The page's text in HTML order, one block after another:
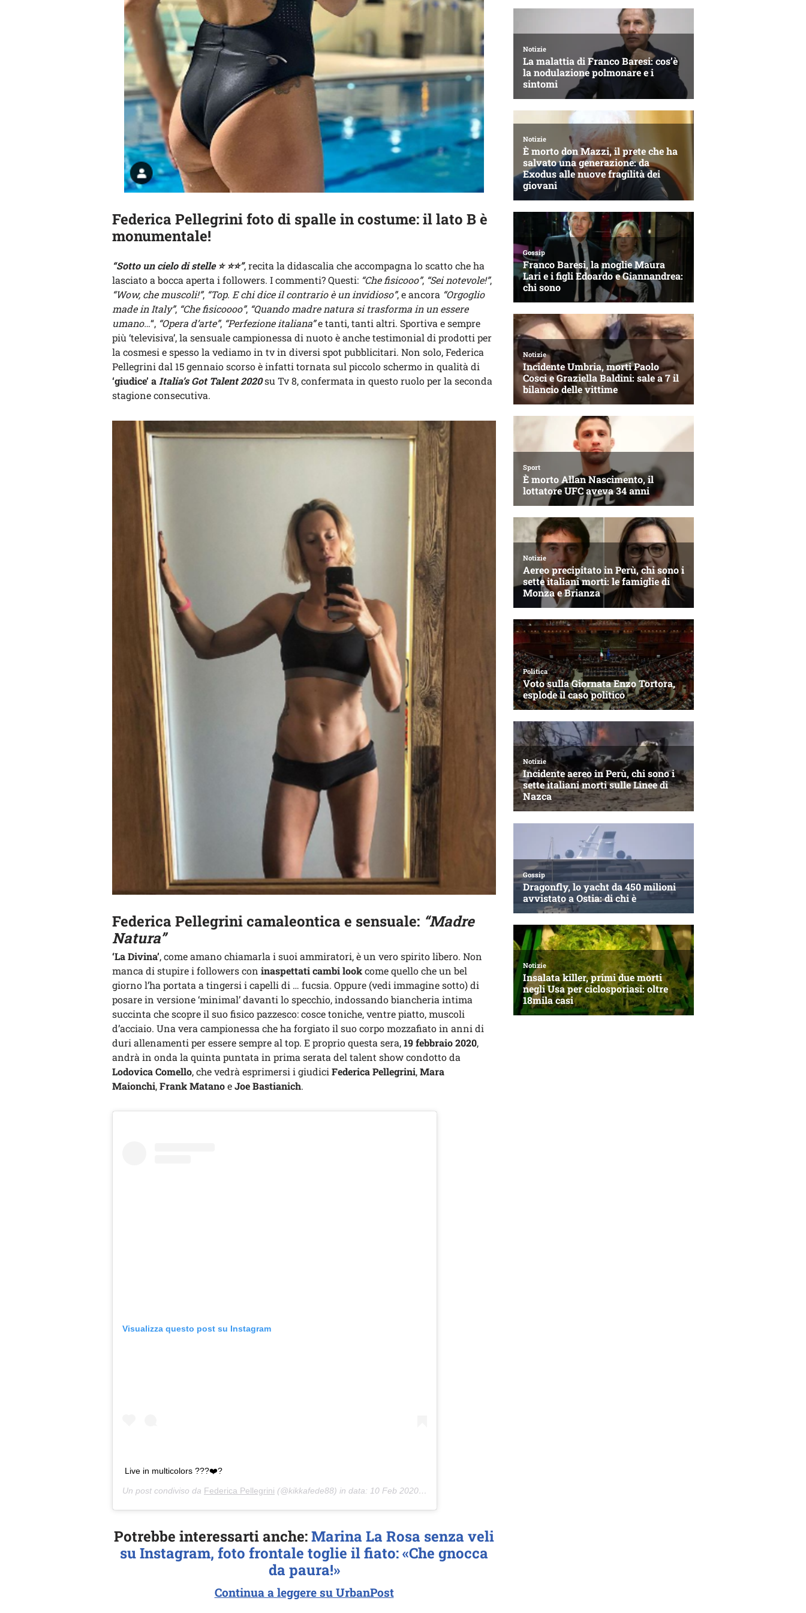
Federica Pellegrini foto di spalle in costume: il lato B è
monumentale!
“Sotto un cielo di stelle ⭐️ ⭐️⭐️”, recita la didascalia che accompagna lo scatto che ha
lasciato a bocca aperta i followers. I commenti? Questi: “Che fisicooo”, “Sei notevole!”,
“Wow, che muscoli!”, “Top. E chi dice il contrario è un invidioso”, e ancora “Orgoglio
made in Italy”, “Che fisicoooo”, “Quando madre natura si trasforma in un essere
umano…“, “Opera d’arte”, “Perfezione italiana”e tanti, tanti altri. Sportiva e sempre
più ‘televisiva’, la sensuale campionessa di nuoto è anche testimonial di prodotti per
la cosmesi e spesso la vediamo in tv in diversi spot pubblicitari. Non solo, Federica
Pellegrini dal 15 gennaio scorso è infatti tornata sul piccolo schermo in qualità di
‘giudice’ a Italia’s Got Talent 2020su Tv 8, confermata in questo ruolo per la seconda
stagione consecutiva.
Federica Pellegrini camaleontica e sensuale: “Madre
Natura”
‘La Divina’, come amano chiamarla i suoi ammiratori, è un vero spirito libero. Non
manca di stupire i followers con inaspettati cambi lookcome quello che un bel
giorno l’ha portata a tingersi i capelli di … fucsia. Oppure (vedi immagine sotto) di
posare in versione ‘minimal’ davanti lo specchio, indossando biancheria intima
succinta che scopre il suo fisico pazzesco: cosce toniche, ventre piatto, muscoli
d’acciaio. Una vera campionessa che ha forgiato il suo corpo mozzafiato in anni di
duri allenamenti per essere sempre al top. E proprio questa sera,19 febbraio 2020,
andrà in onda la quinta puntata in prima serata del talent show condotto da
Lodovica Comello, che vedrà esprimersi i giudiciFederica Pellegrini,Mara
Maionchi,Frank MatanoeJoe Bastianich.
Visualizza questo post su Instagram
Live in multicolors ???❤️?
Un post condiviso da Federica Pellegrini (@kikkafede88) in data: 10 Feb 2020 alle ore 9:51 PST
Potrebbe interessarti anche:Marina La Rosa senza veli
su Instagram, foto frontale toglie il fiato: «Che gnocca
da paura!»
Continua a leggere su UrbanPost